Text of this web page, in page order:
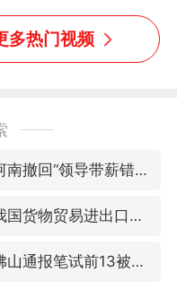
～你是吃古筝长大的
”“或将成为首位考级
带古筝的选手。”（来
多热门视频
河南撤回“领导带薪错峰休假”通知
我国货物贸易进出口超30万亿元
佛山通报笔试前13被淘汰后5名进体检